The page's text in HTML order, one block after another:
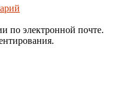
по электронной почте.